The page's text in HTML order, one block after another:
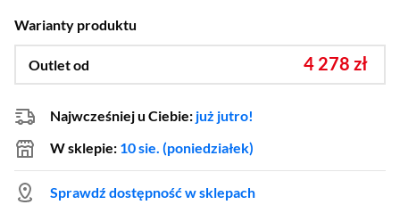
Warianty produktu
Outlet od 4 278 zł
Najwcześniej u Ciebie: już jutro!
W sklepie: 10 sie. (poniedziałek)
Sprawdź dostępność w sklepach